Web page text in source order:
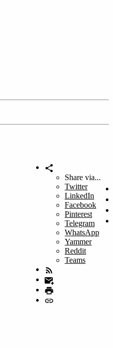
Share via...
Twitter
LinkedIn
Facebook
Pinterest
Telegram
WhatsApp
Yammer
Reddit
Teams